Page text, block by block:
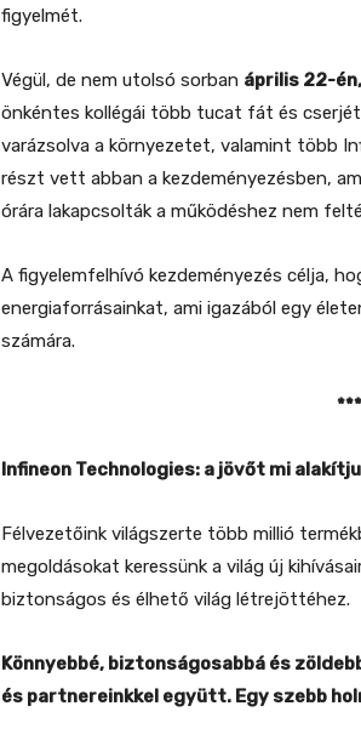
figyelmét.
Végül, de nem utolsó sorban április 22-
önkéntes kollégái több tucat fát és
varázsolva a környezetet, valamint több
részt vett abban a kezdeményezésben,
órára lakapcsolták a működéshez nem
A figyelemfelhívó kezdeményezés célja,
energiaforrásainkat, ami igazából egy
számára.
***
Infineon Technologies: a jövőt mi
Félvezetőink világszerte több millió
megoldásokat keressünk a világ új
biztonságos és élhető világ létrejöttéhez.
Könnyebbé, biztonságosabbá és
és partnereinkkel együtt. Egy szebb